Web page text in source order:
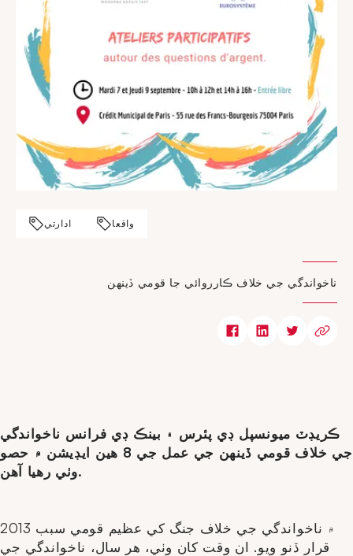
ادارتي واقعا
ناخواندگي جي خلاف ڪارروائي جا قومي ڏينهن
ڪريڊٽ ميونسپل ڊي پئرس ۽ بينڪ ڊي فرانس ناخواندگي
جي خلاف قومي ڏينهن جي عمل جي 8 هين ايڊيشن ۾ حصو
وٺي رهيا آهن.
2013 ۾ ناخواندگي جي خلاف جنگ کي عظيم قومي سبب
قرار ڏنو ويو. ان وقت کان وٺي، هر سال، ناخواندگي جي